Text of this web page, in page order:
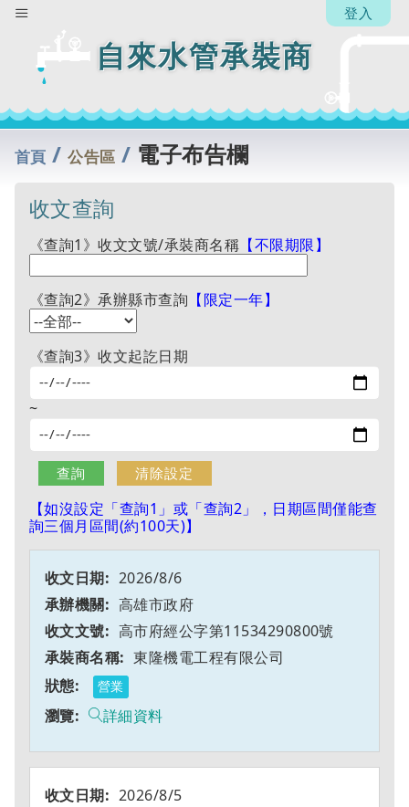
自來水管承裝商
登入
首頁 /公告區 / 電子布告欄
收文查詢
《查詢1》收文文號/承裝商名稱 【不限期限】
《查詢2》承辦縣市查詢 【限定一年】
《查詢3》收文起訖日期
~
【如沒設定「查詢1」或「查詢2」，日期區間僅能查
詢三個月區間(約100天)】
2026/8/6
高雄市政府
高市府經公字第11534290800號
東隆機電工程有限公司
營業
詳細資料
2026/8/5